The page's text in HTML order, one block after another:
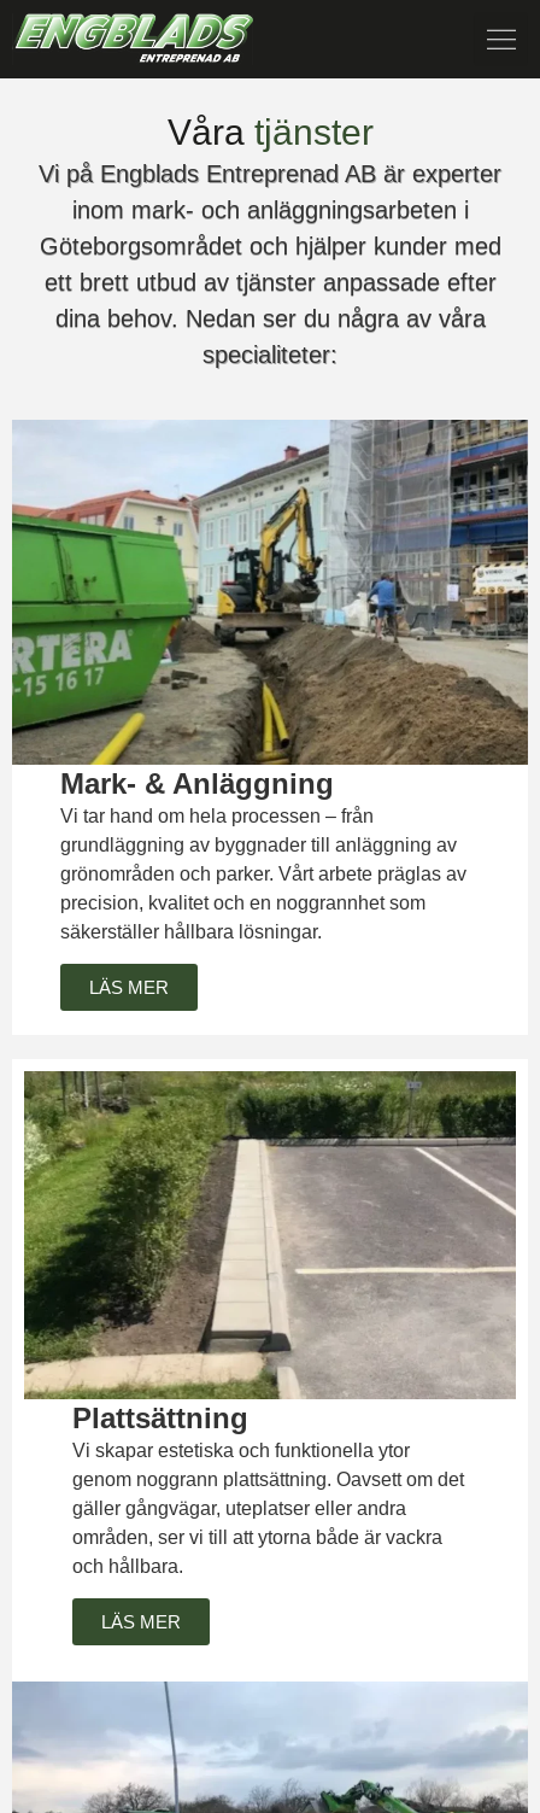
Våra tjänster
Vi på Engblads Entreprenad AB är experter
inom mark- och anläggningsarbeten i
Göteborgsområdet och hjälper kunder med
ett brett utbud av tjänster anpassade efter
dina behov. Nedan ser du några av våra
specialiteter:
Mark- & Anläggning
Vi tar hand om hela processen – från
grundläggning av byggnader till anläggning av
grönområden och parker. Vårt arbete präglas av
precision, kvalitet och en noggrannhet som
säkerställer hållbara lösningar.
LÄS MER
Plattsättning
Vi skapar estetiska och funktionella ytor
genom noggrann plattsättning. Oavsett om det
gäller gångvägar, uteplatser eller andra
områden, ser vi till att ytorna både är vackra
och hållbara.
LÄS MER